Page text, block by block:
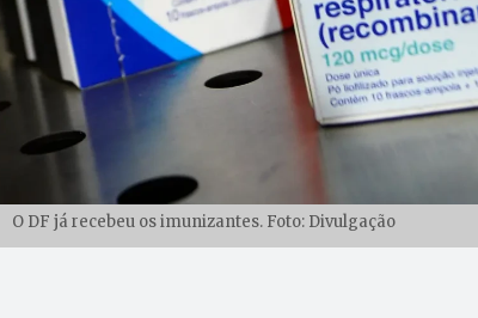
O DF já recebeu os imunizantes. Foto: Divulgação